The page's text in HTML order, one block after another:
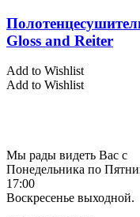
Gloss and Reiter
Add to Wishlist
Add to Wishlist
Мы рады видеть Вас с
Понедельника по
17:00
Воскресенье выходной.